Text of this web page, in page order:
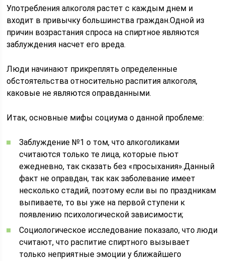
Употребления алкоголя растет с каждым днем и
входит в привычку большинства граждан.Одной из
причин возрастания спроса на спиртное являются
заблуждения насчет его вреда.
Люди начинают прикреплять определенные
обстоятельства относительно распития алкоголя,
каковые не являются оправданными.
Итак, основные мифы социума о данной проблеме:
Заблуждение №1 о том, что алкоголиками
считаются только те лица, которые пьют
ежедневно, так сказать без «просыхания».Данный
факт не оправдан, так как заболевание имеет
несколько стадий, поэтому если вы по праздникам
выпиваете, то вы уже на первой ступени к
появлению психологической зависимости;
Социологическое исследование показало, что люди
считают, что распитие спиртного вызывает
только неприятные эмоции у ближайшего